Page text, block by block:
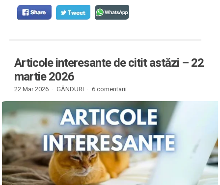
Articole interesante de citit astăzi – 22
martie 2026
22 Mar 2026 · GÂNDURI · 6 comentarii